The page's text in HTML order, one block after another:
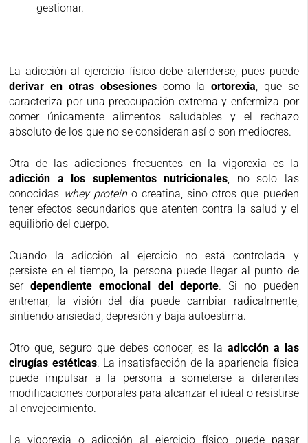
gestionar.
La adicción al ejercicio físico debe atenderse, pues puede
derivar en otras obsesiones como laortorexia, que se
caracteriza por una preocupación extrema y enfermiza por
comer únicamente alimentos saludables y el rechazo
absoluto de los que no se consideran así o son mediocres.
Otra de las adicciones frecuentes en la vigorexia es la
adicción a los suplementos nutricionales, no solo las
conocidas whey proteino creatina, sino otros que pueden
tener efectos secundarios que atenten contra la salud y el
equilibrio del cuerpo.
Cuando la adicción al ejercicio no está controlada y
persiste en el tiempo, la persona puede llegar al punto de
serdependiente emocional del deporte. Si no pueden
entrenar, la visión del día puede cambiar radicalmente,
sintiendo ansiedad, depresión y baja autoestima.
Otro que, seguro que debes conocer, es la adicción a las
cirugías estéticas. La insatisfacción de la apariencia física
puede impulsar a la persona a someterse a diferentes
modificaciones corporales para alcanzar el ideal o resistirse
al envejecimiento.
La vigorexia o adicción al ejercicio físico puede pasar